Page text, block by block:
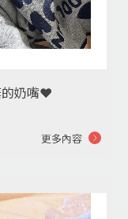
的奶嘴❤️
更多內容